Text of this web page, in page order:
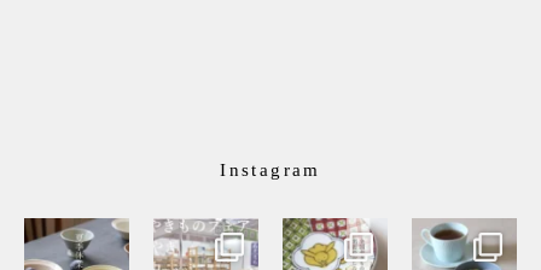
Instagram